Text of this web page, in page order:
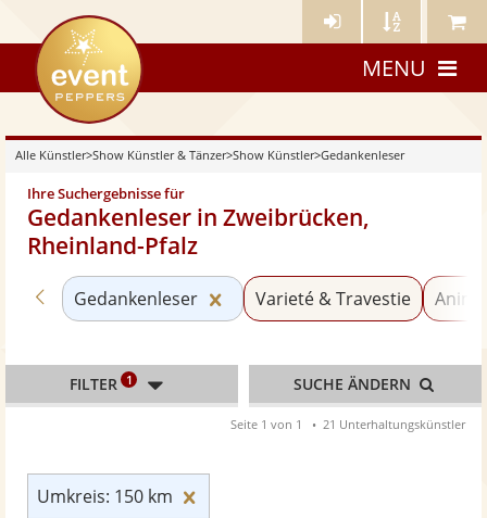
Künstler- Künstler Meine
eventpeppers
MENU
Alle Künstler>Show Künstler & Tänzer>Show Künstler>Gedankenleser
Ihre Suchergebnisse für
Gedankenleser in Zweibrücken,
Rheinland-Pfalz
Zurück zu «Show Künstler»
Gedankenleser Kategorie «Gedankenleser»
Varieté & Travestie
Umkreis: 150 km
FILTER 1 SUCHE ÄNDERN
Seite 1 von 1 21 Unterhaltungskünstler